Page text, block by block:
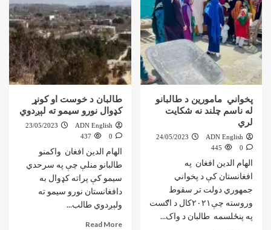
پخواني مامورين د طالبانو
له ناسم چلند نه شکايت
لري
ADN English
24/05/2023
0
445
الهام الدين افغان په
افغانستان کې د پخواني
جمهوري دولت تر سقوط
وروسته چې۲۰۲۱کال د اګست
په پنځلسمه طالبان د واک...
طالبان د خوست او کونړ
کډوال نورو سيمو ته لېږدوي
ADN English
23/05/2023
0
437
الهام الدين افغان واکمنو
طالبانو منلې چې په سرحدي
سيمو کې پراته کډوال به
دافغانستان نورو سيمو ته
ولېږدوي طالب...
Read More